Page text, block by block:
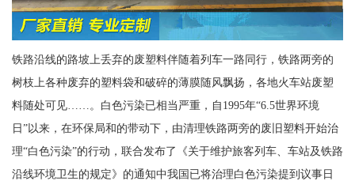
铁路沿线的路坡上丢弃的废塑料伴随着列车一路同行，铁路两旁的
树枝上各种废弃的塑料袋和破碎的薄膜随风飘扬，各地火车站废塑
料随处可见……。白色污染已相当严重，自1995年“6.5世界环境
日”以来，在环保局和的带动下，由清理铁路两旁的废旧塑料开始治
理“白色污染”的行动，联合发布了《关于维护旅客列车、车站及铁路
沿线环境卫生的规定》的通知中我国已将治理白色污染提到议事日